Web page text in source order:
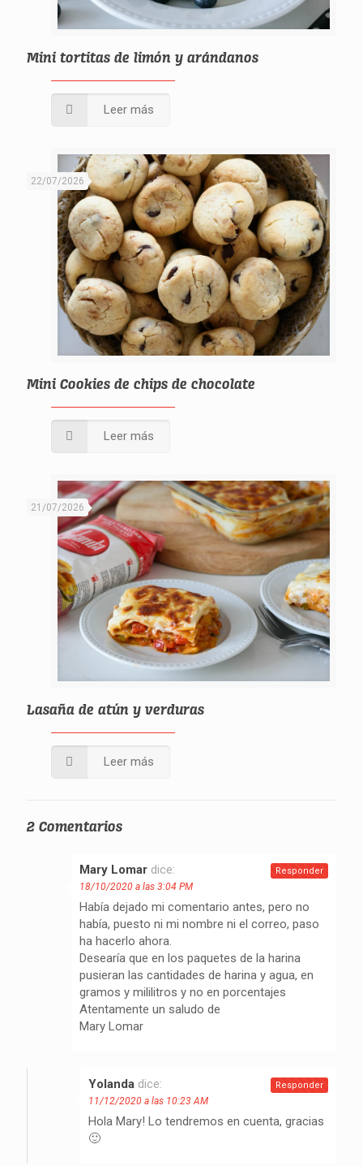
Mini tortitas de limón y arándanos
Leer más
22/07/2026
Mini Cookies de chips de chocolate
Leer más
21/07/2026
Lasaña de atún y verduras
Leer más
2 Comentarios
Mary Lomar dice:
18/10/2020 a las 3:04 PM
Había dejado mi comentario antes, pero no
había, puesto ni mi nombre ni el correo, paso
ha hacerlo ahora.
Desearía que en los paquetes de la harina
pusieran las cantidades de harina y agua, en
gramos y mililitros y no en porcentajes
Atentamente un saludo de
Mary Lomar
Responder
Yolanda dice:
11/12/2020 a las 10:23 AM
Hola Mary! Lo tendremos en cuenta, gracias
🙂
Responder